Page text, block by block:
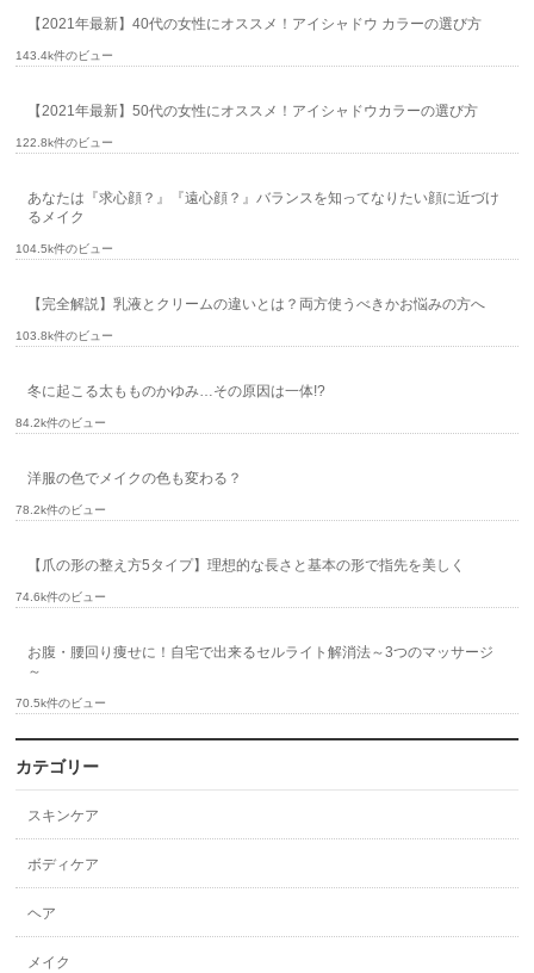
【2021年最新】40代の女性にオススメ！アイシャドウ カラーの選び方
143.4k件のビュー
【2021年最新】50代の女性にオススメ！アイシャドウカラーの選び方
122.8k件のビュー
あなたは『求心顔？』『遠心顔？』バランスを知ってなりたい顔に近づけ
るメイク
104.5k件のビュー
【完全解説】乳液とクリームの違いとは？両方使うべきかお悩みの方へ
103.8k件のビュー
冬に起こる太もものかゆみ…その原因は一体!?
84.2k件のビュー
洋服の色でメイクの色も変わる？
78.2k件のビュー
【爪の形の整え方5タイプ】理想的な長さと基本の形で指先を美しく
74.6k件のビュー
お腹・腰回り痩せに！自宅で出来るセルライト解消法～3つのマッサージ
～
70.5k件のビュー
カテゴリー
スキンケア
ボディケア
ヘア
メイク